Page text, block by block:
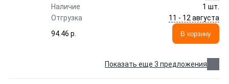
Наличие
1 шт.
Отгрузка
11 - 12 августа
94.46 p.
В корзину
Показать еще 3 предложения